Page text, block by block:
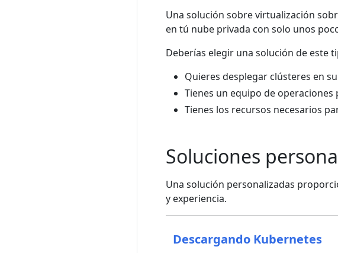
Una solución sobre virtualización
en tú nube privada con solo unos
Deberías elegir una solución de este
Quieres desplegar clústeres en
Tienes un equipo de
Tienes los recursos necesarios
Soluciones
Una solución personalizadas
y experiencia.
Descargando Kubernetes